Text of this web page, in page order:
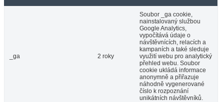
_ga 2 roky
Soubor _ga cookie,
nainstalovaný službou
Google Analytics,
vypočítává údaje o
návštěvnících, relacích a
kampaních a také sleduje
využití webu pro analytický
přehled webu. Soubor
cookie ukládá informace
anonymně a přiřazuje
náhodně vygenerované
číslo k rozpoznání
unikátních návštěvníků.